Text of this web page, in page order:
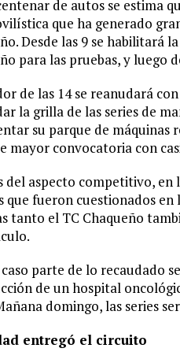
de autos se estima
que ha generado
Desde las 9 se habilitará
para las pruebas, y luego
de las 14 se reanudará
la grilla de las series de
su parque de máquinas
mayor convocatoria con
del aspecto competitivo, en
que fueron cuestionados
tanto el TC Chaqueño
parte de lo recaudado
de un hospital
domingo, las series
entregó el circuito